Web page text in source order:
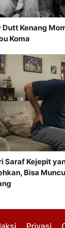
Dutt Kenang
Koma
Saraf Kejepit
Bisa
Privasi